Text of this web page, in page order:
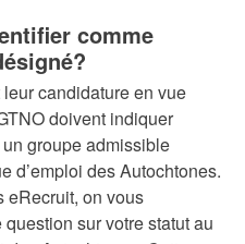
comme
candidature en vue
doivent indiquer
groupe admissible
d’emploi des Autochtones.
eRecruit, on vous
sur votre statut au